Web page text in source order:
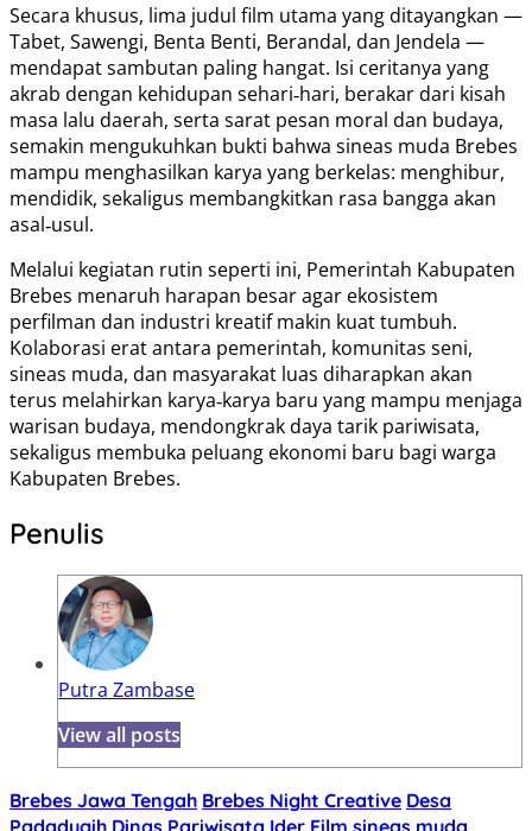
Secara khusus, lima judul film utama yang ditayangkan —
Tabet, Sawengi, Benta Benti, Berandal, dan Jendela —
mendapat sambutan paling hangat. Isi ceritanya yang
akrab dengan kehidupan sehari‑hari, berakar dari kisah
masa lalu daerah, serta sarat pesan moral dan budaya,
semakin mengukuhkan bukti bahwa sineas muda Brebes
mampu menghasilkan karya yang berkelas: menghibur,
mendidik, sekaligus membangkitkan rasa bangga akan
asal‑usul.
Melalui kegiatan rutin seperti ini, Pemerintah Kabupaten
Brebes menaruh harapan besar agar ekosistem
perfilman dan industri kreatif makin kuat tumbuh.
Kolaborasi erat antara pemerintah, komunitas seni,
sineas muda, dan masyarakat luas diharapkan akan
terus melahirkan karya‑karya baru yang mampu menjaga
warisan budaya, mendongkrak daya tarik pariwisata,
sekaligus membuka peluang ekonomi baru bagi warga
Kabupaten Brebes.
Penulis
Putra Zambase
View all posts
Brebes Jawa Tengah Brebes Night Creative Desa
Padadugih Dinas Pariwisata Ider Film sineas muda